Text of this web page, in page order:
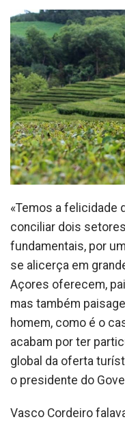
«Temos a felicidade
conciliar dois
fundamentais, por
se alicerça em
Açores oferecem,
mas também
homem, como é o
acabam por ter
global da oferta
o presidente do
Vasco Cordeiro